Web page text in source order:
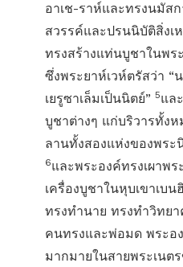
อาเช-ราห์และทรงนมัส
สวรรค์และปรนนิบัติสิ่งเ
ทรงสร้างแท่นบูชาในพร
ซึ่งพระยาห์เวห์ตรัสว่า “
เยรูซาเล็มเป็นนิตย์” 5แล
บูชาต่างๆ แก่บริวารทั้ง
ลานทั้งสองแห่งของพระ
6และพระองค์ทรงเผาพ
เครื่องบูชาในหุบเขาเบ
ทรงทำนาย ทรงทำวิทย
คนทรงและพ่อมด พระอ
มากมายในสายพระเนต